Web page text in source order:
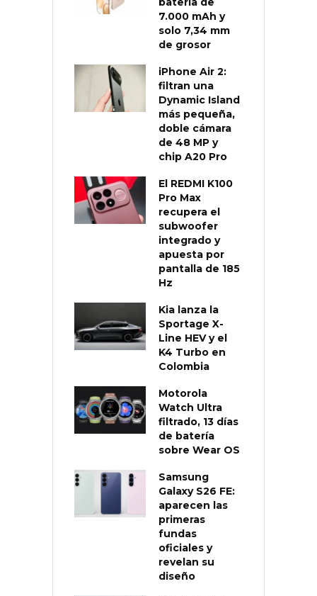
7.000 mAh y
solo 7,34 mm
de grosor
iPhone Air 2:
filtran una
Dynamic Island
más pequeña,
doble cámara
de 48 MP y
chip A20 Pro
El REDMI K100
Pro Max
recupera el
subwoofer
integrado y
apuesta por
pantalla de 185
Hz
Kia lanza la
Sportage X-
Line HEV y el
K4 Turbo en
Colombia
Motorola
Watch Ultra
filtrado, 13 días
de batería
sobre Wear OS
Samsung
Galaxy S26 FE:
aparecen las
primeras
fundas
oficiales y
revelan su
diseño